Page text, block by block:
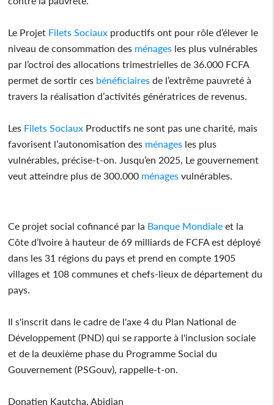
Le Projet Filets Sociaux productifs ont pour rôle d’élever le
niveau de consommation des ménages les plus vulnérables
par l’octroi des allocations trimestrielles de 36.000 FCFA
permet de sortir ces bénéficiaires de l’extrême pauvreté à
travers la réalisation d’activités génératrices de revenus.
Les Filets Sociaux Productifs ne sont pas une charité, mais
favorisent l’autonomisation des ménages les plus
vulnérables, précise-t-on. Jusqu’en 2025, Le gouvernement
veut atteindre plus de 300.000 ménages vulnérables.
Ce projet social cofinancé par la Banque Mondiale et la
Côte d’Ivoire à hauteur de 69 milliards de FCFA est déployé
dans les 31 régions du pays et prend en compte 1905
villages et 108 communes et chefs-lieux de département du
pays.
Il s'inscrit dans le cadre de l'axe 4 du Plan National de
Développement (PND) qui se rapporte à l'inclusion sociale
et de la deuxième phase du Programme Social du
Gouvernement (PSGouv), rappelle-t-on.
Donatien Kautcha, Abidjan